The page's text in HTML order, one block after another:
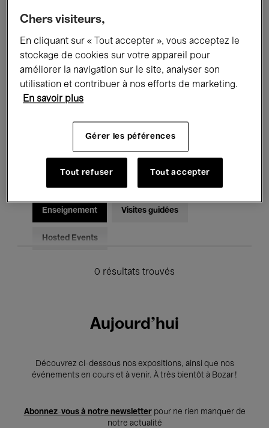
Tous les événements
Expositions Films Performances
Rencontres & Débats Jazz
Musique électronique
Enseignement Visites guidées
Hosted Events
0 résultats trouvés
Aujourd'hui
Découvrez ci-dessous nos expositions, ainsi que nos
événements en cours et à venir. À très bientôt à Bozar !
Abonnez-vous à notre newsletterpour ne rien manquer de
notre actualité
Chers visiteurs,
En cliquant sur « Tout accepter », vous acceptez le
stockage de cookies sur votre appareil pour
améliorer la navigation sur le site, analyser son
utilisation et contribuer à nos efforts de marketing.
En savoir plus
Gérer les péférences
Tout refuser Tout accepter